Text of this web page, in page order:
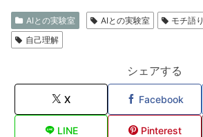
AIとの実験室 AIとの実験室 モチ語り
自己理解
シェアする
X Facebook
LINE Pinterest